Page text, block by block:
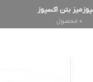
میز بتن اکسپوز
0 محصول